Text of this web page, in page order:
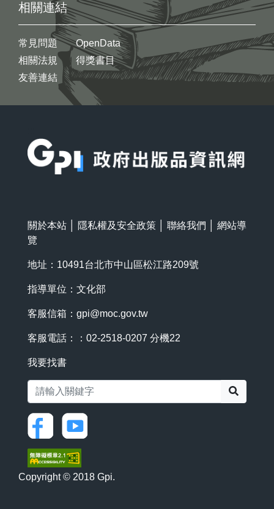
相關連結
常見問題
相關法規
友善連結
OpenData
得獎書目
關於本站 隱私權及安全政策 聯絡我們
網站導
覽
地址：10491台北市中山區松江路209號
指導單位：文化部
客服信箱： gpi@moc.gov.tw
客服電話：：02-2518-0207 分機22
我要找書
Copyright © 2018 Gpi.